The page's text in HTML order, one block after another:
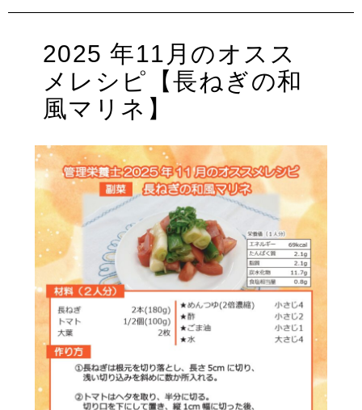
ー
2025 年11月のオスス
メレシピ【長ねぎの和
風マリネ】